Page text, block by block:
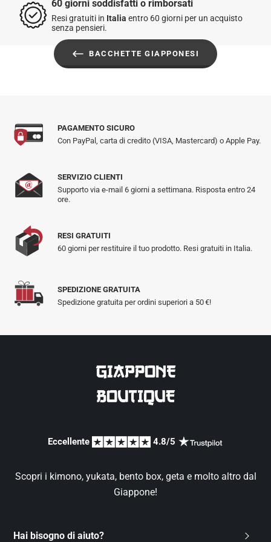
60 giorni soddisfatti o rimborsati
Resi gratuiti in Italia entro 60 giorni per un acquisto
senza pensieri.
BACCHETTE GIAPPONESI
PAGAMENTO SICURO
Con PayPal, carta di credito (VISA, Mastercard) o Apple Pay.
SERVIZIO CLIENTI
Supporto via e-mail 6 giorni a settimana. Risposta entro 24
ore.
RESI GRATUITI
60 giorni per restituire il tuo prodotto. Resi gratuiti in Italia.
SPEDIZIONE GRATUITA
Spedizione gratuita per ordini superiori a 50 €!
Eccellente 4.8/5
Scopri i kimono, yukata, bento box, geta e molto altro dal
Giappone!
Hai bisogno di aiuto?